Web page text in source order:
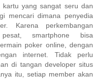
kartu yang sangat seru dan
mencari dimana penyedia
Karena perkembangan
smartphone bisa
poker online, dengan
internet. Tidak perlu
di tangan developer situs
itu, setiap member akan